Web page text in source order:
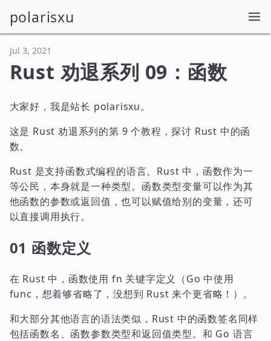
polarisxu
Jul 3, 2021
Rust 劝退系列 09：函数
大家好，我是站长 polarisxu。
这是 Rust 劝退系列的第 9 个教程，探讨 Rust 中的函
数。
Rust 是支持函数式编程的语言。Rust 中，函数作为一
等公民，本身就是一种类型。函数类型变量可以作为其
他函数的参数或返回值，也可以赋值给别的变量，还可
以直接调用执行。
01 函数定义
在 Rust 中，函数使用 fn 关键字定义（Go 中使用
func，想着够省略了，没想到 Rust 来个更省略！）。
和大部分其他语言的语法类似，Rust 中的函数签名同样
包括函数名、函数参数类型和返回值类型。和 Go 语言